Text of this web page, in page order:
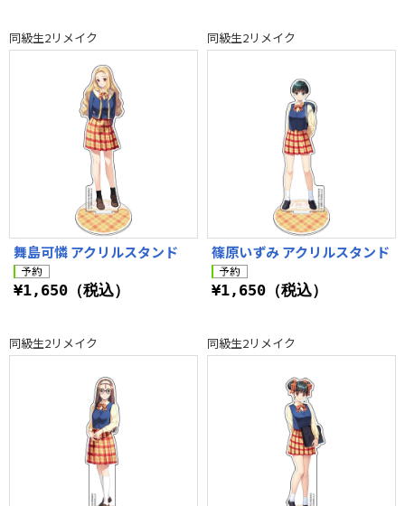
同級生2リメイク
舞島可憐 アクリルスタンド
¥1,650（税込）
同級生2リメイク
篠原いずみ アクリルスタンド
¥1,650（税込）
同級生2リメイク 同級生2リメイク